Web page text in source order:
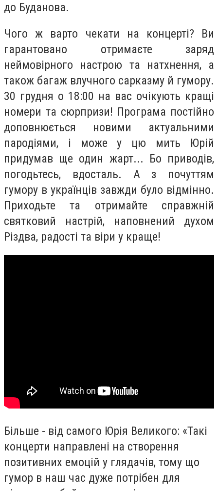
до Буданова.
Чого ж варто чекати на концерті? Ви
гарантовано отримаєте заряд
неймовірного настрою та натхнення, а
також багаж влучного сарказму й гумору.
30 грудня о 18:00 на вас очікують кращі
номери та сюрпризи! Програма постійно
доповнюється новими актуальними
пародіями, і може у цю мить Юрій
придумав ще один жарт... Бо приводів,
погодьтесь, вдосталь. А з почуттям
гумору в українців завжди було відмінно.
Приходьте та отримайте справжній
святковий настрій, наповнений духом
Різдва, радості та віри у краще!
Більше - від самого Юрія Великого: «Такі
концерти направлені на створення
позитивних емоцій у глядачів, тому що
гумор в наш час дуже потрібен для